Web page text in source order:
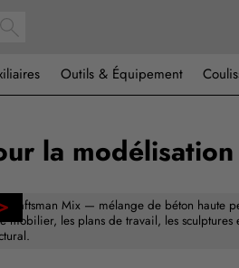
Outils & Équipement
la
>Craftsman Mix — mélange de béton haute
mobilier, les plans de travail, les sculptures